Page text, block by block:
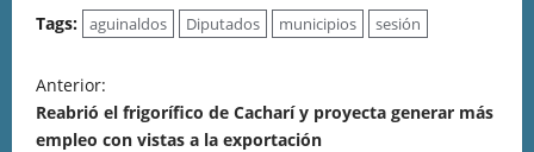
Tags: aguinaldos Diputados municipios sesión
Anterior:
Reabrió el frigorífico de Cacharí y proyecta generar más
empleo con vistas a la exportación